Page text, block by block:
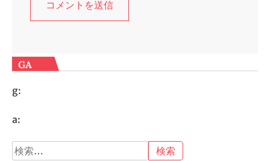
GA
g:
a:
検